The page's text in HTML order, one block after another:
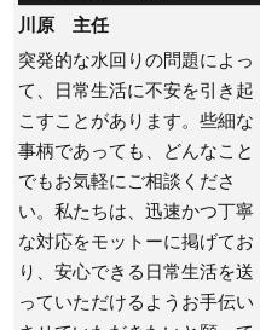
川原 主任
突発的な水回りの問題によっ
て、日常生活に不安を引き起
こすことがあります。些細な
事柄であっても、どんなこと
でもお気軽にご相談くださ
い。私たちは、迅速かつ丁寧
な対応をモットーに掲げてお
り、安心できる日常生活を送
っていただけるようお手伝い